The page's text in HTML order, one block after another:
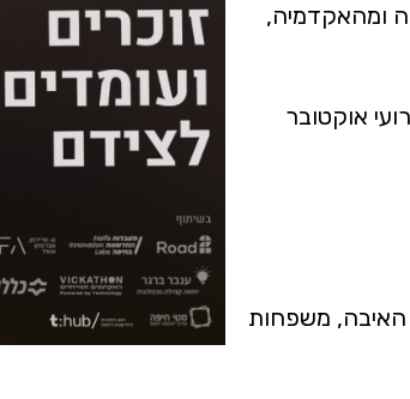
ומהאקדמיה,
אוקטובר
האיבה, משפחות